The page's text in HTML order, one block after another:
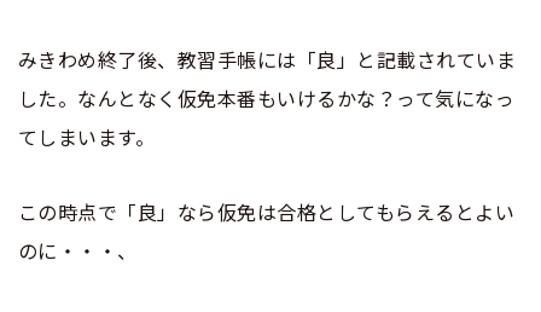
みきわめ終了後、教習手帳には「良」と記載されていま
した。なんとなく仮免本番もいけるかな？って気になっ
てしまいます。
この時点で「良」なら仮免は合格としてもらえるとよい
のに・・・、